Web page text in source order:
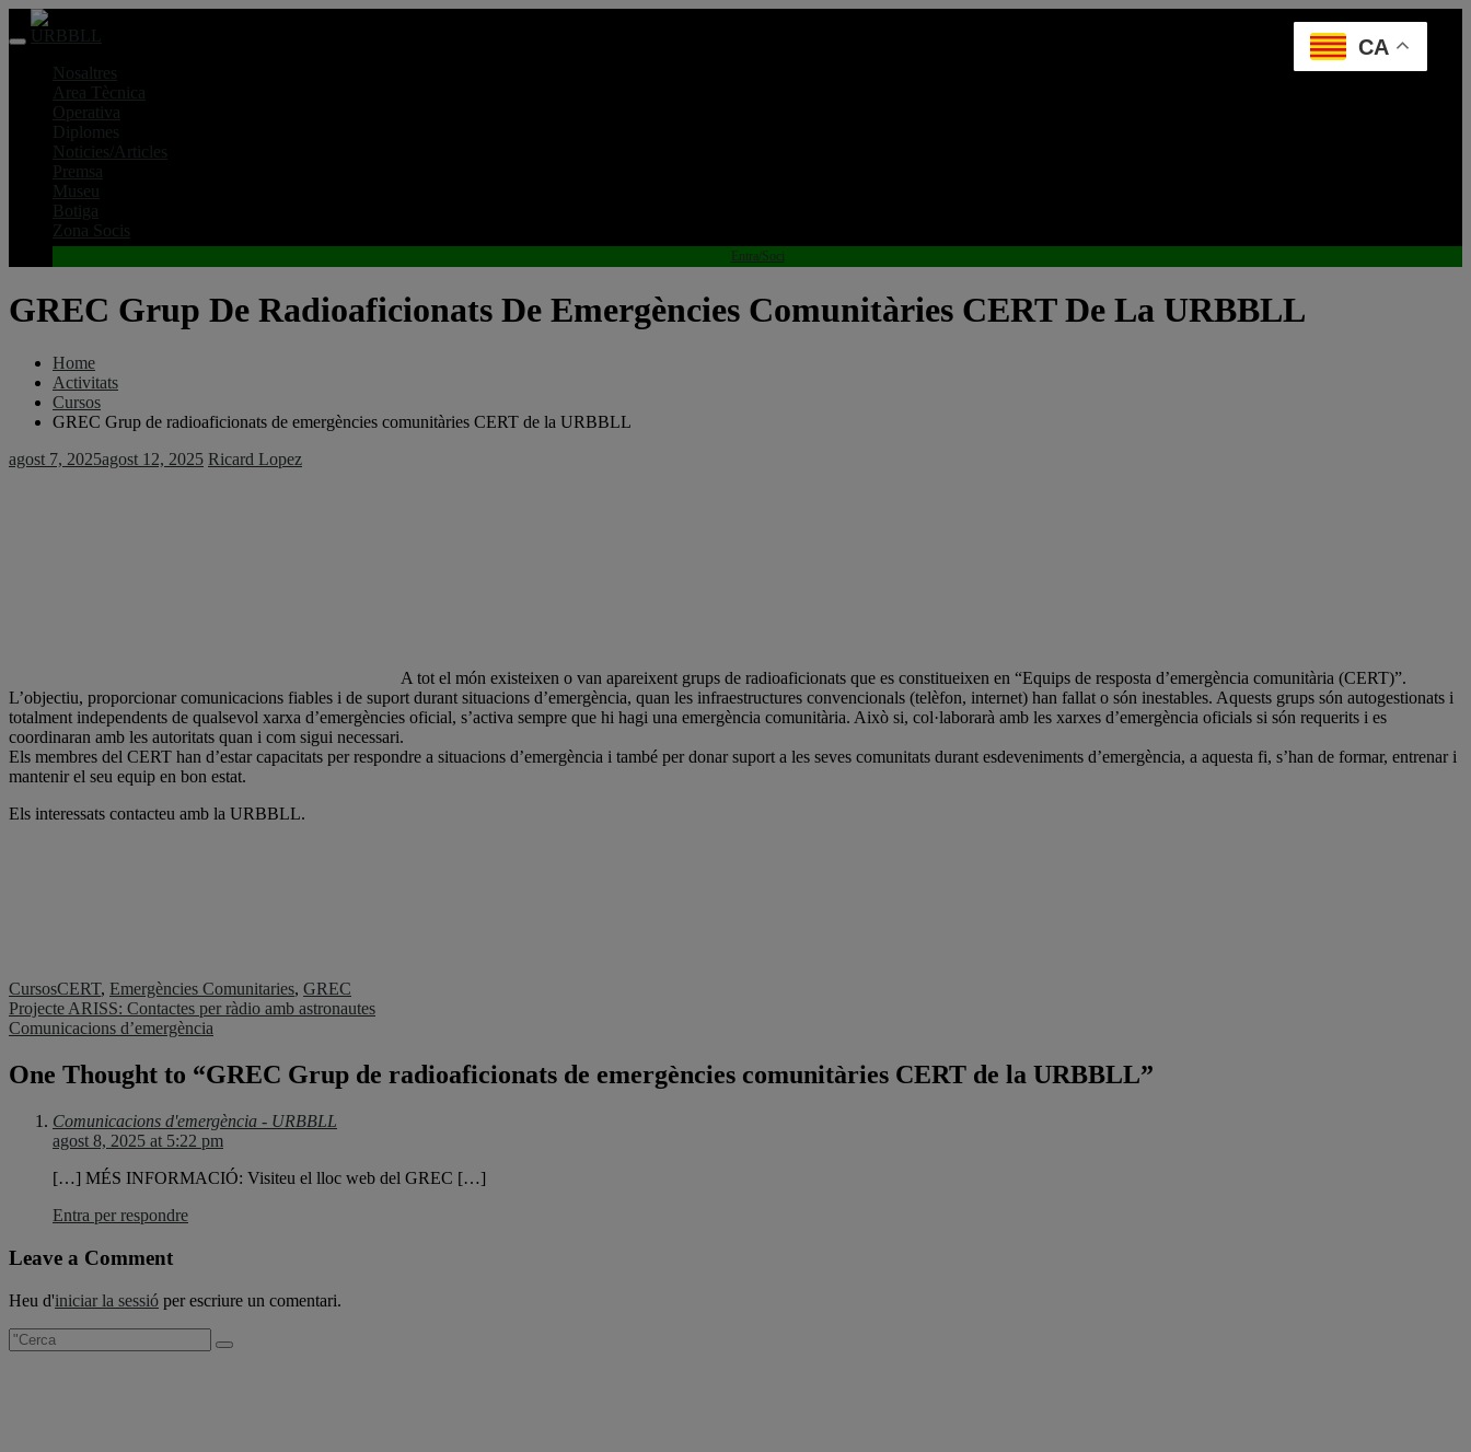
Skip
to
Nosaltres
Area Tècnica
Operativa
Diplomes
Noticies/Articles
Premsa
Museu
Botiga
Zona Socis
Entra/Soci
GREC Grup De Radioaficionats De Emergències Comunitàries CERT De La URBBLL
Home
Activitats
Cursos
GREC Grup de radioaficionats de emergències comunitàries CERT de la URBBLL
agost 7, 2025agost 12, 2025 Ricard Lopez
A tot el món existeixen o van apareixent grups de radioaficionats que es constitueixen en “Equips de resposta d’emergència comunitària (CERT)”.
L’objectiu, proporcionar comunicacions fiables i de suport durant situacions d’emergència, quan les infraestructures convencionals (telèfon, internet) han fallat o són inestables. Aquests grups són autogestionats i
totalment independents de qualsevol xarxa d’emergències oficial, s’activa sempre que hi hagi una emergència comunitària. Això si, col·laborarà amb les xarxes d’emergència oficials si són requerits i es
coordinaran amb les autoritats quan i com sigui necessari.
Els membres del CERT han d’estar capacitats per respondre a situacions d’emergència i també per donar suport a les seves comunitats durant esdeveniments d’emergència, a aquesta fi, s’han de formar, entrenar i
mantenir el seu equip en bon estat.
Els interessats contacteu amb la URBBLL.
CursosCERT, Emergències Comunitaries, GREC
Navegació
d'entrades
Projecte ARISS: Contactes per ràdio amb astronautes
Comunicacions d’emergència
One Thought to “GREC Grup de radioaficionats de emergències comunitàries CERT de la URBBLL”
Comunicacions d'emergència - URBBLL
agost 8, 2025 at 5:22 pm
[…] MÉS INFORMACIÓ: Visiteu el lloc web del GREC […]
Entra per respondre
Leave a Comment
Heu d'iniciar la sessió per escriure un comentari.
CA